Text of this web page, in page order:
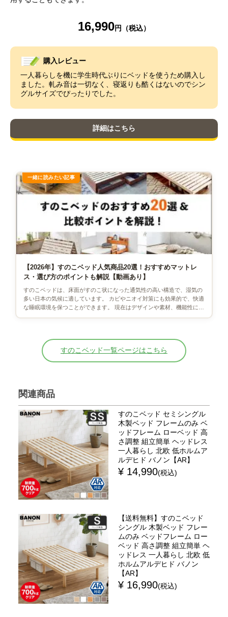
16,990
購入レビュー
一人暮らしを機に学生時代ぶりにベッドを使うため購入し
ました。軋み音は一切なく、寝返りも酷くはないのでシン
グルサイズでぴったりでした。
詳細はこちら
【2026年】すのこベッド人気商品20選！おすすめマットレ
ス・選び方のポイントも解説【動画あり】
すのこベッドは、床面がすのこ状になった通気性の高い構造で、湿気の
多い日本の気候に適しています。 カビやニオイ対策にも効果的で、快適
な睡眠環境を保つことができます。 現在はデザインや素材、機能性に優
すのこベッド一覧ページはこちら
関連商品
すのこベッド セミシングル
木製ベッド フレームのみ ベ
ッドフレーム ローベッド 高
さ調整 組立簡単 ヘッドレス
一人暮らし 北欧 低ホルムア
ルデヒド バノン【AR】
¥ 14,990(税込)
【送料無料】すのこベッド
シングル 木製ベッド フレー
ムのみ ベッドフレーム ロー
ベッド 高さ調整 組立簡単 ヘ
ッドレス 一人暮らし 北欧 低
ホルムアルデヒド バノン
【AR】
¥ 16,990(税込)